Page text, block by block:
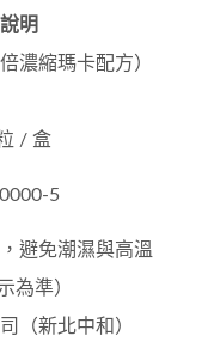
說明
濃縮瑪卡配方）
/ 盒
5
避免潮濕與高溫
為準）
（新北中和）